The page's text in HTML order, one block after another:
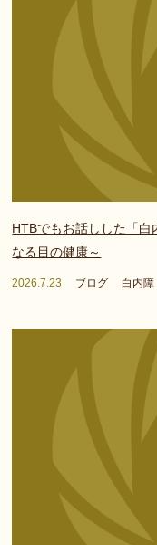
HTBでもお話しした「白
なる目の健康～
2026.7.23 ブログ 白内障